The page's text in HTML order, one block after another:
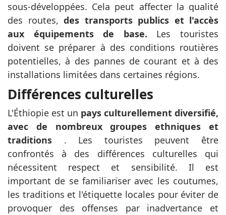
sous-développées. Cela peut affecter la qualité
des routes, des transports publics et l'accès
aux équipements de base. Les touristes
doivent se préparer à des conditions routières
potentielles, à des pannes de courant et à des
installations limitées dans certaines régions.
Différences culturelles
L'Éthiopie est un pays culturellement diversifié,
avec de nombreux groupes ethniques et
traditions . Les touristes peuvent être
confrontés à des différences culturelles qui
nécessitent respect et sensibilité. Il est
important de se familiariser avec les coutumes,
les traditions et l'étiquette locales pour éviter de
provoquer des offenses par inadvertance et